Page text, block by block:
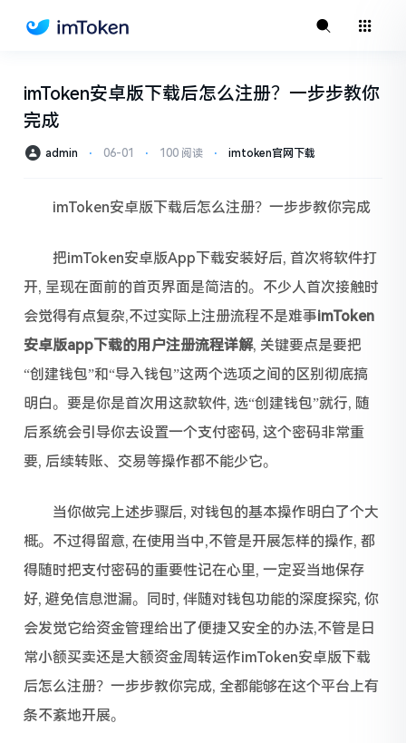
imToken安卓版下载后怎么注册？一步步教你
完成
admin ⋅ 06-01 ⋅ 100 阅读 ⋅ imtoken官网下载
imToken安卓版下载后怎么注册？一步步教你完成
把imToken安卓版App下载安装好后, 首次将软件打
开, 呈现在面前的首页界面是简洁的。不少人首次接触时
会觉得有点复杂,不过实际上注册流程不是难事imToken
安卓版app下载的用户注册流程详解, 关键要点是要把
“创建钱包”和“导入钱包”这两个选项之间的区别彻底搞
明白。要是你是首次用这款软件, 选“创建钱包”就行, 随
后系统会引导你去设置一个支付密码, 这个密码非常重
要, 后续转账、交易等操作都不能少它。
当你做完上述步骤后, 对钱包的基本操作明白了个大
概。不过得留意, 在使用当中,不管是开展怎样的操作, 都
得随时把支付密码的重要性记在心里, 一定妥当地保存
好, 避免信息泄漏。同时, 伴随对钱包功能的深度探究, 你
会发觉它给资金管理给出了便捷又安全的办法,不管是日
常小额买卖还是大额资金周转运作imToken安卓版下载
后怎么注册？一步步教你完成, 全都能够在这个平台上有
条不紊地开展。